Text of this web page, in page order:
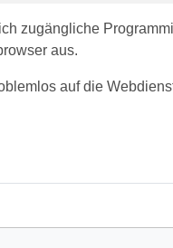
zugängliche
aus.
auf die